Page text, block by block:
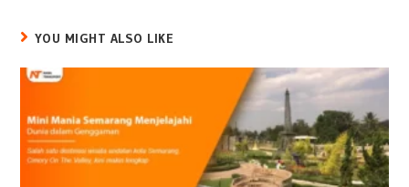
YOU MIGHT ALSO LIKE